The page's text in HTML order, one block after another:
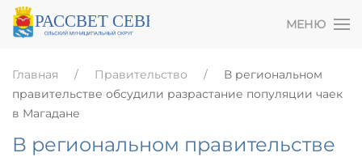
МЕНЮ
Главная Правительство
В региональном
правительстве обсудили разрастание популяции чаек
в Магадане
В региональном правительстве